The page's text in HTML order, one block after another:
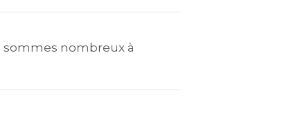
nombreux à